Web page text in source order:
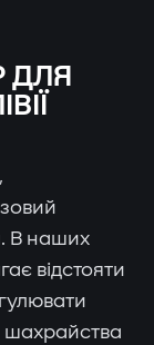
ДЛЯ
В наших
відстояти
шахрайства